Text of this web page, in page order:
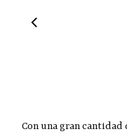
Con una gran